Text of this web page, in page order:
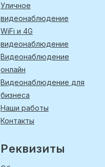
Уличное
видеонаблюдение
WiFi и 4G
видеонаблюдение
Видеонаблюдение
онлайн
Видеонаблюдение для
бизнеса
Наши работы
Контакты
Реквизиты